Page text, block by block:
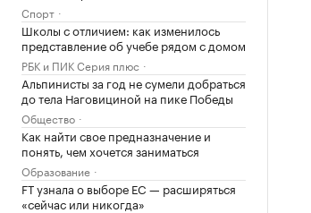
Спорт
Школы с отличием: как изменилось
представление об учебе рядом с домом
РБК и ПИК Серия плюс
Альпинисты за год не сумели добраться
до тела Наговициной на пике Победы
Общество
Как найти свое предназначение и
понять, чем хочется заниматься
Образование
FT узнала о выборе ЕС — расширяться
«сейчас или никогда»